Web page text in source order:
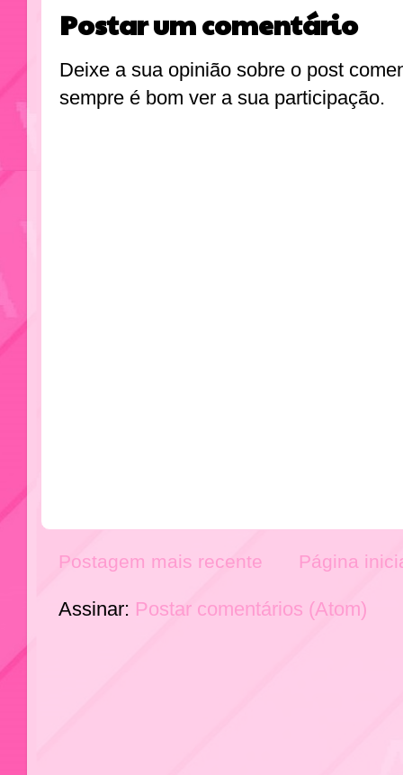
Postar um comentário
Deixe a sua opinião sobre o post
sempre é bom ver a sua participação.
Postagem mais recente Página
Assinar: Postar comentários (Atom)